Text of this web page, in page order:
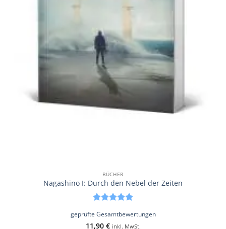
BÜCHER
Nagashino I: Durch den Nebel der Zeiten
mit5von
5
geprüfte Gesamtbewertungen
11,90 € inkl. MwSt.